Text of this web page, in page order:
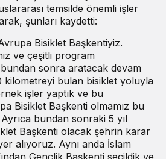
temsilde önemli işler
şunları kaydetti:
Bisiklet Başkentiyiz.
ve çeşitli program
sonra aratacak devam
kilometreyi bulan bisiklet yoluyla
işler yaptık ve bu
Bisiklet Başkenti olmamız bu
Ayrıca bundan sonraki 5 yıl
Başkenti olacak şehrin karar
alıyoruz. Aynı anda İslam
Gençlik Başkenti seçildik ve